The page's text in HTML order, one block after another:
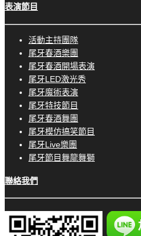
表演節目
活動主持團隊
尾牙春酒樂團
尾牙春酒開場表演
尾牙LED激光秀
尾牙魔術表演
尾牙特技節目
尾牙春酒舞團
尾牙模仿搞笑節目
尾牙Live樂團
尾牙節目舞龍舞獅
聯絡我們